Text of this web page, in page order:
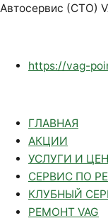
Автосервис (СТО)
https://vag-
ГЛАВНАЯ
АКЦИИ
УСЛУГИ И
СЕРВИС ПО
КЛУБНЫЙ
РЕМОНТ VAG